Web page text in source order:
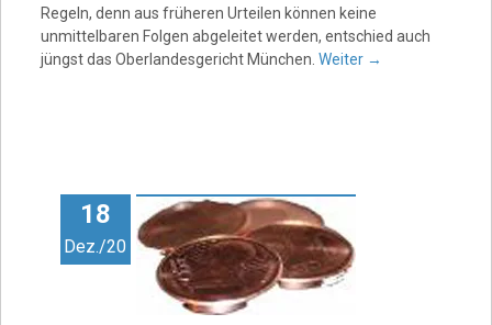
Regeln, denn aus früheren Urteilen können keine
unmittelbaren Folgen abgeleitet werden, entschied auch
jüngst das Oberlandesgericht München. Weiter →
18
Dez./20